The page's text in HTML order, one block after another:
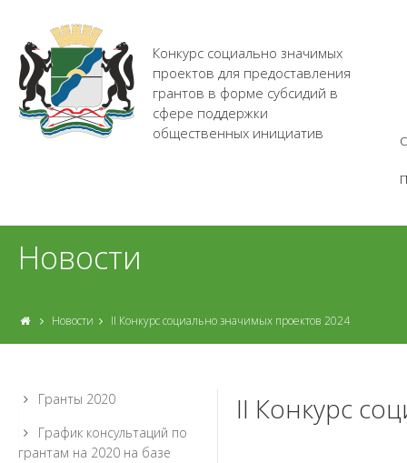
Конкурс социально значимых
проектов для предоставления
грантов в форме субсидий в
сфере поддержки
общественных инициатив
Новости
Новости II Конкурс социально значимых проектов 2024
Гранты 2020
График консультаций по
грантам на 2020 на базе
II Конкурс